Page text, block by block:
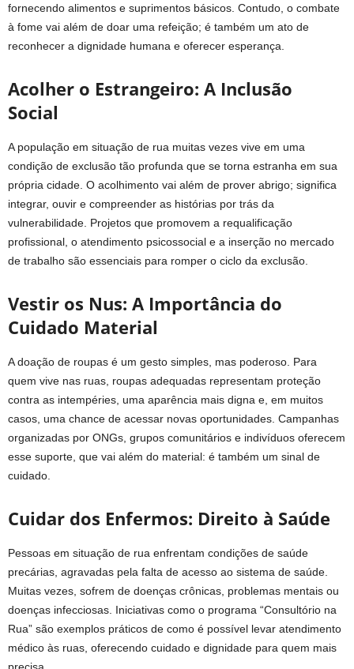
fornecendo alimentos e suprimentos básicos. Contudo, o combate
à fome vai além de doar uma refeição; é também um ato de
reconhecer a dignidade humana e oferecer esperança.
Acolher o Estrangeiro: A Inclusão
Social
A população em situação de rua muitas vezes vive em uma
condição de exclusão tão profunda que se torna estranha em sua
própria cidade. O acolhimento vai além de prover abrigo; significa
integrar, ouvir e compreender as histórias por trás da
vulnerabilidade. Projetos que promovem a requalificação
profissional, o atendimento psicossocial e a inserção no mercado
de trabalho são essenciais para romper o ciclo da exclusão.
Vestir os Nus: A Importância do
Cuidado Material
A doação de roupas é um gesto simples, mas poderoso. Para
quem vive nas ruas, roupas adequadas representam proteção
contra as intempéries, uma aparência mais digna e, em muitos
casos, uma chance de acessar novas oportunidades. Campanhas
organizadas por ONGs, grupos comunitários e indivíduos oferecem
esse suporte, que vai além do material: é também um sinal de
cuidado.
Cuidar dos Enfermos: Direito à Saúde
Pessoas em situação de rua enfrentam condições de saúde
precárias, agravadas pela falta de acesso ao sistema de saúde.
Muitas vezes, sofrem de doenças crônicas, problemas mentais ou
doenças infecciosas. Iniciativas como o programa “Consultório na
Rua” são exemplos práticos de como é possível levar atendimento
médico às ruas, oferecendo cuidado e dignidade para quem mais
precisa.